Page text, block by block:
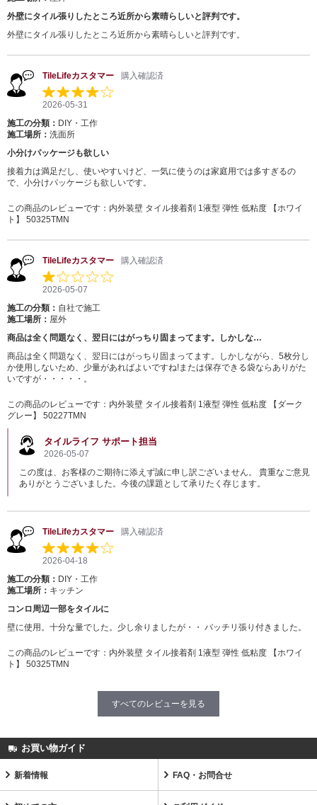
外壁にタイル張りしたところ近所から素晴らしいと評判です。
外壁にタイル張りしたところ近所から素晴らしいと評判です。
TileLifeカスタマー 購入確認済
2026-05-31
施工の分類： DIY・工作
施工場所： 洗面所
小分けパッケージも欲しい
接着力は満足だし、使いやすいけど、一気に使うのは家庭用では多すぎるの
で、小分けパッケージも欲しいです。
この商品のレビューです： 内外装壁 タイル接着剤 1液型 弾性 低粘度 【ホワイ
ト】 50325TMN
TileLifeカスタマー 購入確認済
2026-05-07
施工の分類： 自社で施工
施工場所： 屋外
商品は全く問題なく、翌日にはがっちり固まってます。しかしな…
商品は全く問題なく、翌日にはがっちり固まってます。しかしながら、5枚分し
か使用しないため、少量があればよいですね!または保存できる袋ならありがた
いですが・・・・・。
この商品のレビューです： 内外装壁 タイル接着剤 1液型 弾性 低粘度 【ダーク
グレー】 50227TMN
タイルライフ サポート担当
2026-05-07
この度は、お客様のご期待に添えず誠に申し訳ございません。 貴重なご意見
ありがとうございました。今後の課題として承りたく存じます。
TileLifeカスタマー 購入確認済
2026-04-18
施工の分類： DIY・工作
施工場所： キッチン
コンロ周辺一部をタイルに
壁に使用。十分な量でした。少し余りましたが・・ バッチリ張り付きました。
この商品のレビューです： 内外装壁 タイル接着剤 1液型 弾性 低粘度 【ホワイ
ト】 50325TMN
すべてのレビューを見る
お買い物ガイド
新着情報 FAQ・お問合せ